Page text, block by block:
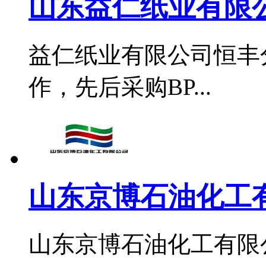
山东益仁纸业有限
益仁纸业有限公司恒
作，先后采购BP...
山东京博石油化工
山东京博石油化工有